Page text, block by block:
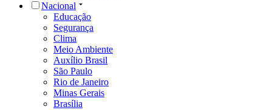
Nacional
Educação
Segurança
Clima
Meio Ambiente
Auxílio Brasil
São Paulo
Rio de Janeiro
Minas Gerais
Brasília